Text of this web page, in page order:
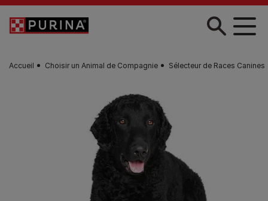
Skip to main content
Accueil Choisir un Animal de Compagnie Sélecteur de Races Canines